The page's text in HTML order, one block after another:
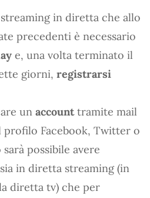
in diretta che allo
precedenti è necessario
e, una volta terminato il
giorni, registrarsi
un accounttramite mail
profilo Facebook, Twitter o
possibile avere
in diretta streaming (in
diretta tv) che per